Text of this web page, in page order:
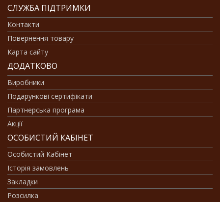
СЛУЖБА ПІДТРИМКИ
Контакти
Повернення товару
Карта сайту
ДОДАТКОВО
Виробники
Подарункові сертифікати
Партнерська програма
Акції
ОСОБИСТИЙ КАБІНЕТ
Особистий Кабінет
Історія замовлень
Закладки
Розсилка